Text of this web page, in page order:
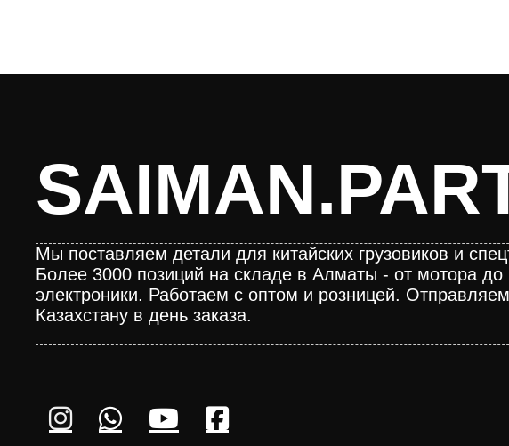
Мы поставляем детали для китайских грузовиков и
Более 3000 позиций на складе в Алматы - от мотора до
электроники. Работаем с оптом и розницей.
Казахстану в день заказа.